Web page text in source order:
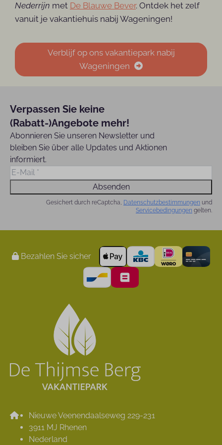
Nederrijn met De Blauwe Bever. Ontdek het zelf
vanuit je vakantiehuis nabij Wageningen!
Verblijf op ons vakantiepark nabij
Wageningen
Verpassen Sie keine
(Rabatt-)Angebote mehr!
Abonnieren Sie unseren Newsletter und
bleiben Sie über alle Updates und Aktionen
informiert.
Absenden
Gesichert durch reCaptcha, Datenschutzbestimmungen und
Servicebedingungen gelten.
Bezahlen Sie sicher
Nieuwe Veenendaalseweg 229-231
3911 MJ Rhenen
Nederland